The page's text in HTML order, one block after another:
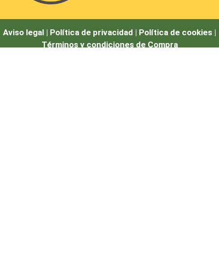
Aviso legal | Política de privacidad | Política de cookies |
Términos y condiciones de Compra